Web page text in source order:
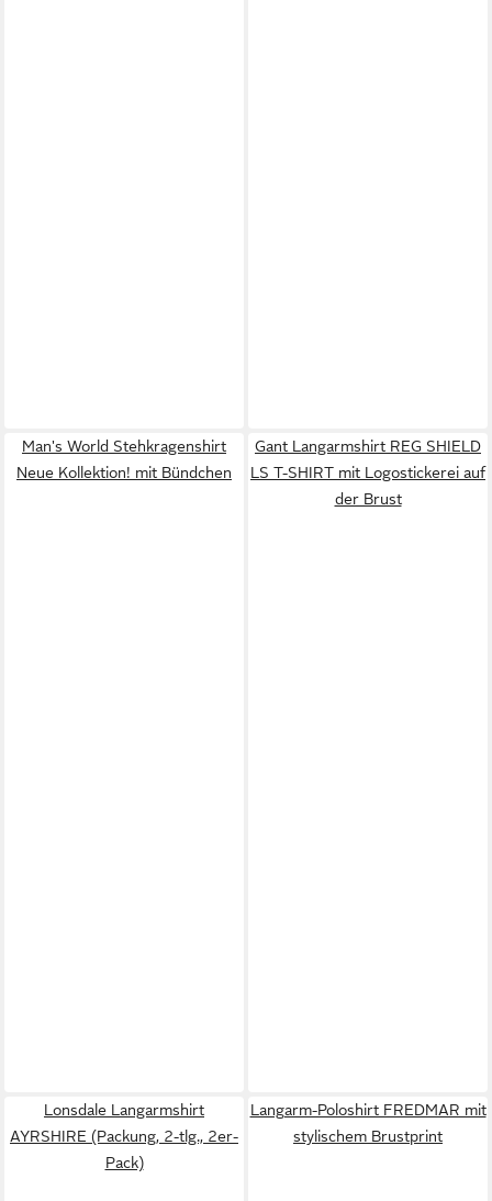
Man's World Stehkragenshirt
Neue Kollektion! mit Bündchen
Gant Langarmshirt REG SHIELD
LS T-SHIRT mit Logostickerei auf
der Brust
Lonsdale Langarmshirt
AYRSHIRE (Packung, 2-tlg., 2er-
Pack)
Langarm-Poloshirt FREDMAR mit
stylischem Brustprint